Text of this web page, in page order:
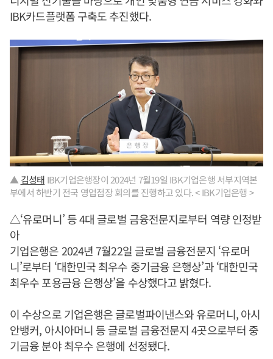
IBK카드플랫폼 구축도 추진했다.
▲ 김성태 IBK기업은행장이 2024년 7월19일 IBK기업은행 서부지역본
부에서 하반기 전국 영업점장 회의를 진행하고 있다. < IBK기업은행 >
△‘유로머니’ 등 4대 글로벌 금융전문지로부터 역량 인정받
아
기업은행은 2024년 7월22일 글로벌 금융전문지 ‘유로머
니’로부터 ‘대한민국 최우수 중기금융 은행상’과 ‘대한민국
최우수 포용금융 은행상’을 수상했다고 밝혔다.
이 수상으로 기업은행은 글로벌파이낸스와 유로머니, 아시
안뱅커, 아시아머니 등 글로벌 금융전문지 4곳으로부터 중
기금융 분야 최우수 은행에 선정됐다.